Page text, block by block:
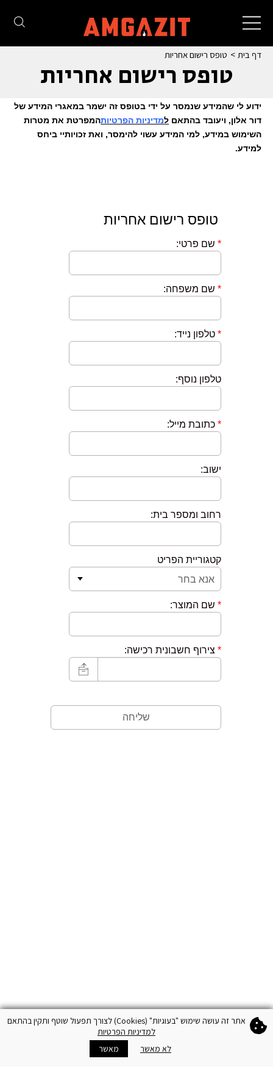
Toggle
navigation
דף בית טופס רישום אחריות
טופס רישום אחריות
ידוע לי שהמידע שנמסר על ידי בטופס זה ישמר במאגרי המידע של
דור אלון, ויעובד בהתאם למדיניות הפרטיותהמפרטת את מטרות
השימוש במידע, למי המידע עשוי להימסר, ואת זכויותיי ביחס
למידע.
חנויות הצטרפו
אתר זה עושה שימוש "בעוגיות" (Cookies) לצורך תפעול שוטף ותקין בהתאם
למדיניות הפרטיות
לא מאשר
מאשר